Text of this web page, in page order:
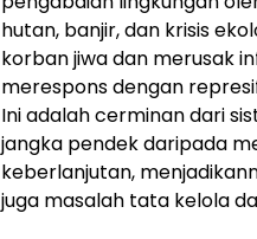
hutan, banjir, dan krisis
korban jiwa dan merusak
merespons dengan
Ini adalah cerminan dari
jangka pendek daripada
keberlanjutan,
juga masalah tata kelola